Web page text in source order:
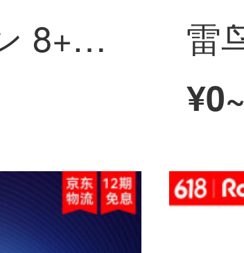
PICO 4 VR マシン 8+128G 年度旗舰爆款新机 PC体性感覚VR装置 沉浸体验 インテリジェントメガネ VRメガネ
¥0~